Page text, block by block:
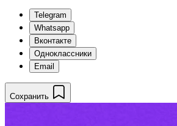
Telegram
Whatsapp
Вконтакте
Одноклассники
Email
Сохранить